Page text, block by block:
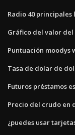
Radio 40
Gráfico del valor
Puntuación moodys
Tasa de dolar de
Futuros préstamos
Precio del crudo en
¿puedes usar